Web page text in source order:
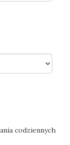
codziennych